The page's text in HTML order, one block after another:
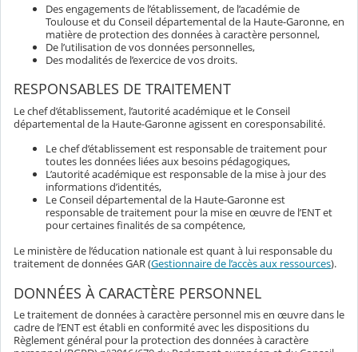
Des engagements de l’établissement, de l’académie de
Toulouse et du Conseil départemental de la Haute-Garonne, en
matière de protection des données à caractère personnel,
De l’utilisation de vos données personnelles,
Des modalités de l’exercice de vos droits.
RESPONSABLES DE TRAITEMENT
Le chef d’établissement, l’autorité académique et le Conseil
départemental de la Haute-Garonne agissent en coresponsabilité.
Le chef d’établissement est responsable de traitement pour
toutes les données liées aux besoins pédagogiques,
L’autorité académique est responsable de la mise à jour des
informations d’identités,
Le Conseil départemental de la Haute-Garonne est
responsable de traitement pour la mise en œuvre de l’ENT et
pour certaines finalités de sa compétence,
Le ministère de l’éducation nationale est quant à lui responsable du
traitement de données GAR (Gestionnaire de l’accès aux ressources).
DONNÉES À CARACTÈRE PERSONNEL
Le traitement de données à caractère personnel mis en œuvre dans le
cadre de l’ENT est établi en conformité avec les dispositions du
Règlement général pour la protection des données à caractère